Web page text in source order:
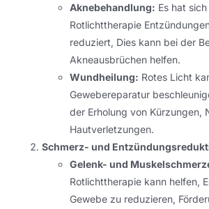
Aknebehandlung: Es hat
Rotlichttherapie
reduziert, Dies kann bei der
Akneausbrüchen helfen.
Wundheilung: Rotes Licht
Gewebereparatur
der Erholung von Kürzungen,
Hautverletzungen.
Schmerz- und
Gelenk- und
Rotlichttherapie kann helfen,
Gewebe zu reduzieren,